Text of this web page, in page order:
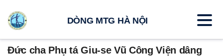
Đức cha Phụ tá Giu-se Vũ Công Viện dâng
DÒNG MTG HÀ NỘI